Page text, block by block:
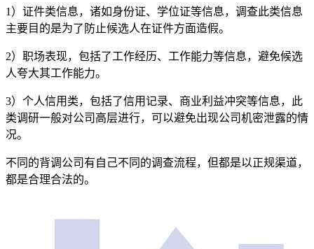
1）证件类信息，诸如身份证、学位证等信息，调查此类信息
主要目的是为了防止候选人在证件方面造假。
2）职场表现，包括了工作经历、工作能力等信息，避免候选
人夸大其工作能力。
3）个人信用类，包括了信用记录、商业利益冲突等信息，此
类调研一般对公司高层进行，可以避免出现公司机密泄露的情
况。
不同的背调公司有自己不同的调查流程，但都是以正规渠道，
都是合理合法的。